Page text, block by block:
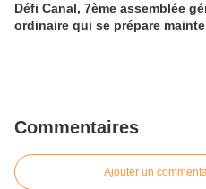
Défi Canal, 7ème assemblée
ordinaire qui se prépare
Commentaires
Ajouter un